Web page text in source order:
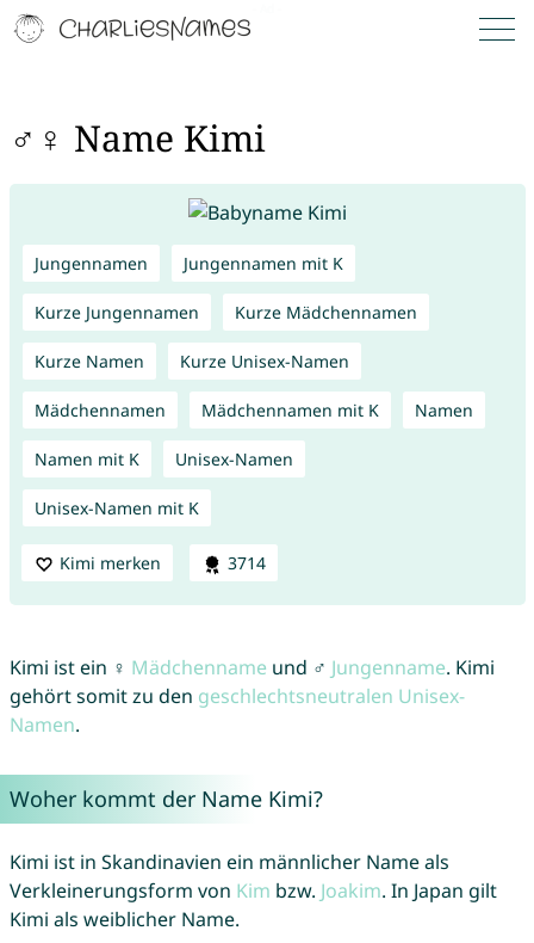
♂♀ Name Kimi
Jungennamen Jungennamen mit K
Kurze Jungennamen Kurze Mädchennamen
Kurze Namen Kurze Unisex-Namen
Mädchennamen Mädchennamen mit K Namen
Namen mit K Unisex-Namen
Unisex-Namen mit K
Kimi merken 3714
Kimi ist ein ♀ Mädchenname und ♂ Jungenname. Kimi
gehört somit zu den geschlechtsneutralen Unisex-
Namen.
Woher kommt der Name Kimi?
Kimi ist in Skandinavien ein männlicher Name als
Verkleinerungsform von Kim bzw. Joakim. In Japan gilt
Kimi als weiblicher Name.